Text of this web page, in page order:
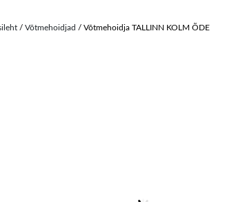
/Võtmehoidjad / Võtmehoidja TALLINN KOLM ÕDE